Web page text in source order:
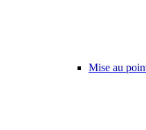
Mise au